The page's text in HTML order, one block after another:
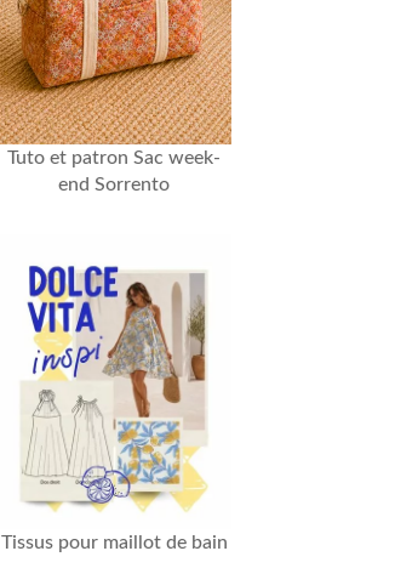
Tuto et patron Sac week-
end Sorrento
Tissus pour maillot de bain